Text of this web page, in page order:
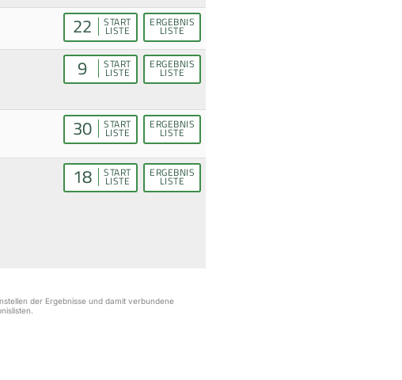
22 START
LISTE
ERGEBNIS
LISTE
9 START
LISTE
ERGEBNIS
LISTE
30 START
LISTE
ERGEBNIS
LISTE
18 START
LISTE
ERGEBNIS
LISTE
der Ergebnisse und damit verbundene